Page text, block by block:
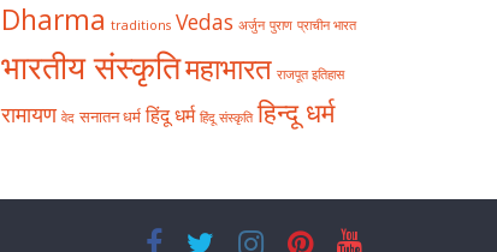
Dharma traditions Vedas अर्जुन पुराण प्राचीन भारत
भारतीय संस्कृतिमहाभारत राजपूत इतिहास
रामायण वेद सनातन धर्म हिंदू धर्म हिंदू संस्कृति हिन्दू धर्म